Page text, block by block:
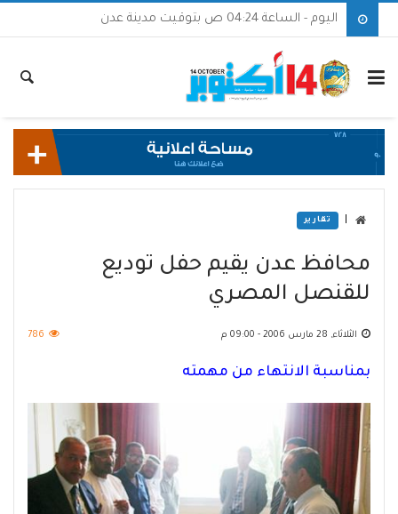
اليوم - الساعة 04:24 ص بتوقيت مدينة عدن
تقارير
محافظ عدن يقيم حفل توديع
للقنصل المصري
الثلاثاء, 28 مارس 2006 - 09:00 م 786
بمناسبة الانتهاء من مهمته